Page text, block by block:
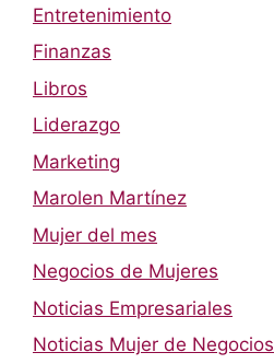
Entretenimiento
Finanzas
Libros
Liderazgo
Marketing
Marolen Martínez
Mujer del mes
Negocios de Mujeres
Noticias Empresariales
Noticias Mujer de Negocios